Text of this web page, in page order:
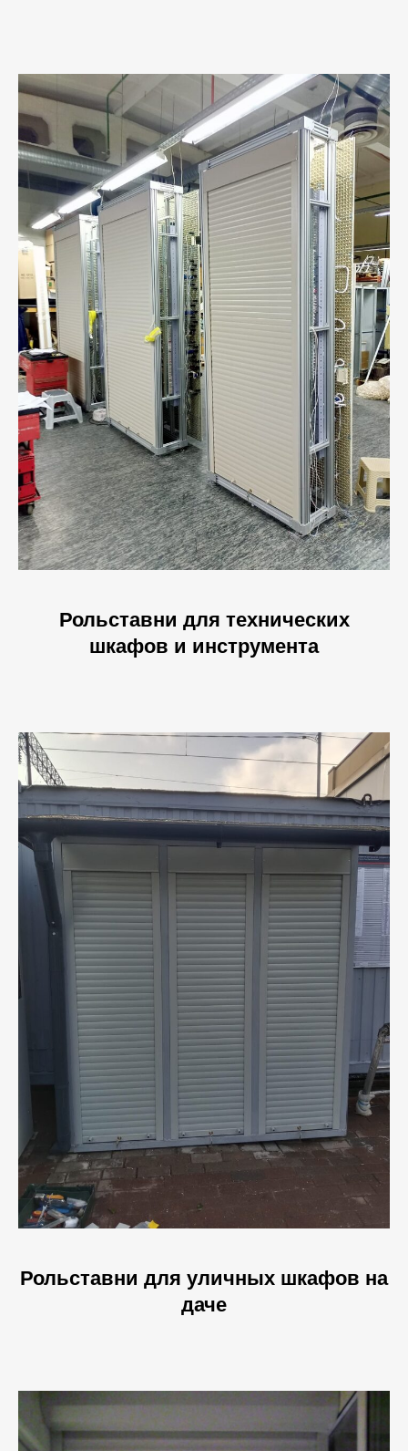
Рольставни для технических
шкафов и инструмента
Рольставни для уличных шкафов на
даче